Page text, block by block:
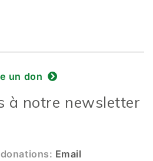
un don
à notre newsletter
Email